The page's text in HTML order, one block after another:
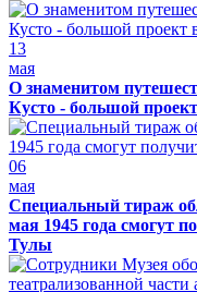
13
мая
О знаменитом
Кусто - большой
06
мая
Специальный тираж
мая 1945 года смогут
Тулы